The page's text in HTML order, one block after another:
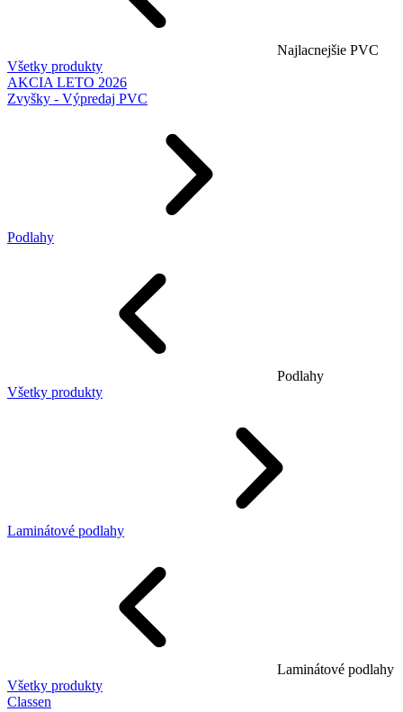
Najlacnejšie PVC
Všetky produkty
AKCIA LETO 2026
Zvyšky - Výpredaj PVC
Podlahy
Podlahy
Všetky produkty
Laminátové podlahy
Laminátové podlahy
Všetky produkty
Classen